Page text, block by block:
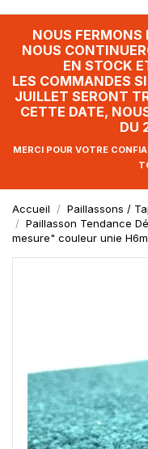
NOUS FERMONS
NOUS
EN STOCK
LES COMMANDES
JUILLET SERONT
CETTE DATE,
DU
MERCI POUR VOTRE
Accueil Paillassons /
Paillasson Tendance
mesure" couleur unie